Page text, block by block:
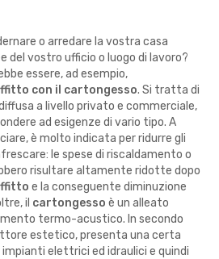
o arredare la vostra casa
del vostro ufficio o luogo di lavoro?
essere, ad esempio,
con il cartongesso. Si tratta di
a livello privato e commerciale,
ad esigenze di vario tipo. A
è molto indicata per ridurre gli
le spese di riscaldamento o
risultare altamente ridotte dopo
e la conseguente diminuzione
il cartongesso è un alleato
termo-acustico. In secondo
estetico, presenta una certa
elettrici ed idraulici e quindi